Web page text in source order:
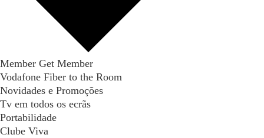
Member Get Member
Vodafone Fiber to the Room
Novidades e Promoções
Tv em todos os ecrãs
Portabilidade
Clube Viva